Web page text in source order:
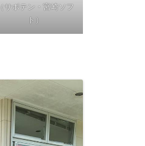
（サボテン・宮崎ソフ
ト）